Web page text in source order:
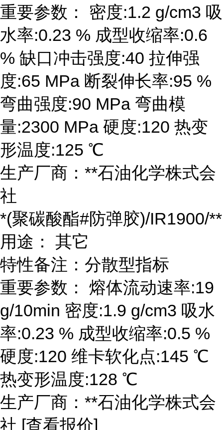
重要参数： 密度:1.2 g/cm3 吸
水率:0.23 % 成型收缩率:0.6
% 缺口冲击强度:40 拉伸强
度:65 MPa 断裂伸长率:95 %
弯曲强度:90 MPa 弯曲模
量:2300 MPa 硬度:120 热变
形温度:125 ℃
生产厂商：**石油化学株式会
社
*(聚碳酸酯#防弹胶)/IR1900/**
用途： 其它
特性备注：分散型指标
重要参数： 熔体流动速率:19
g/10min 密度:1.9 g/cm3 吸水
率:0.23 % 成型收缩率:0.5 %
硬度:120 维卡软化点:145 ℃
热变形温度:128 ℃
生产厂商：**石油化学株式会
社 [查看报价]